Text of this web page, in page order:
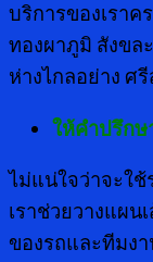
บริการของเรา
ทองผาภูมิ สังขล
ห่างไกลอย่าง ศ
ให้คำปรึก
ไม่แน่ใจว่าจะใ
เราช่วยวางแผน
ของรถและทีมง